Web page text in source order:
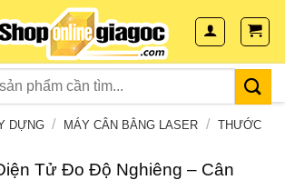
DỰNG / MÁY CÂN BẰNG LASER /
THƯỚC
Tử Đo Độ Nghiêng – Cân